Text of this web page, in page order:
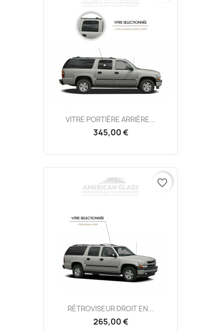
VITRE PORTIÈRE ARRIÈRE...
345,00 €
RÉTROVISEUR DROIT EN...
265,00 €
favorite_border